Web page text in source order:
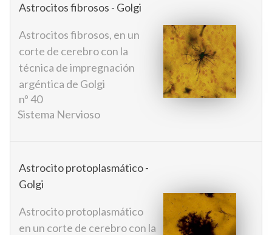
Astrocitos fibrosos - Golgi
Astrocitos fibrosos, en un
corte de cerebro con la
técnica de impregnación
argéntica de Golgi
nº 40
Sistema Nervioso
Astrocito protoplasmático -
Golgi
Astrocito protoplasmático
en un corte de cerebro con la